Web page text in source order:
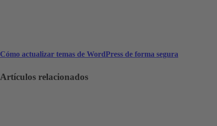
Cómo actualizar temas de WordPress de forma segura
Artículos relacionados